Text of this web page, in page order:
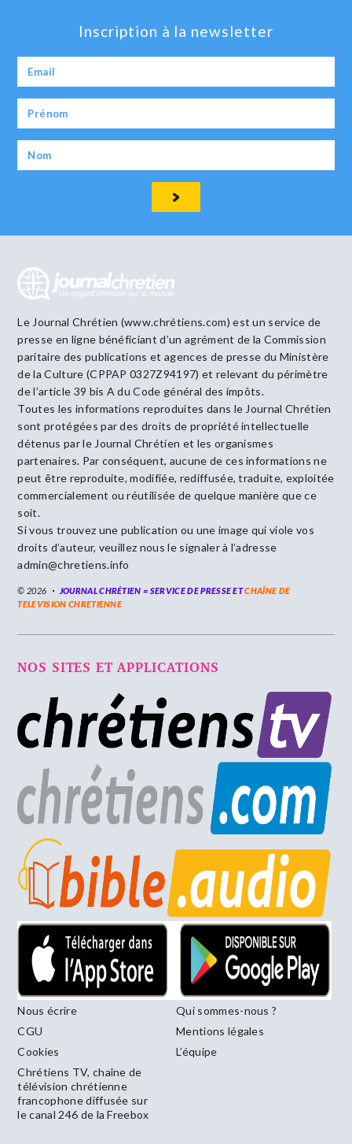
Inscription à la newsletter
Le Journal Chrétien (www.chrétiens.com) est un service de
presse en ligne bénéficiant d’un agrément de la Commission
paritaire des publications et agences de presse du Ministère
de la Culture (CPPAP 0327Z94197) et relevant du périmètre
de l’article 39 bis A du Code général des impôts.
Toutes les informations reproduites dans le Journal Chrétien
sont protégées par des droits de propriété intellectuelle
détenus par le Journal Chrétien et les organismes
partenaires. Par conséquent, aucune de ces informations ne
peut être reproduite, modifiée, rediffusée, traduite, exploitée
commercialement ou réutilisée de quelque manière que ce
soit.
Si vous trouvez une publication ou une image qui viole vos
droits d’auteur, veuillez nous le signaler à l’adresse
admin@chretiens.info
© 2026 JOURNAL CHRÉTIEN = SERVICE DE PRESSE ETCHAÎNE DE
TELEVISION CHRETIENNE
NOS SITES ET APPLICATIONS
Nous écrire
Qui sommes-nous ?
CGU
Mentions légales
Cookies
L’équipe
Chrétiens TV, chaîne de
télévision chrétienne
francophone diffusée sur
le canal 246 de la Freebox